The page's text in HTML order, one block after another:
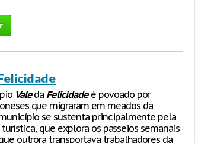
Valeda Felicidadeé povoado por
que migraram em meados da
se sustenta principalmente pela
que explora os passeios semanais
outrora transportava trabalhadores da